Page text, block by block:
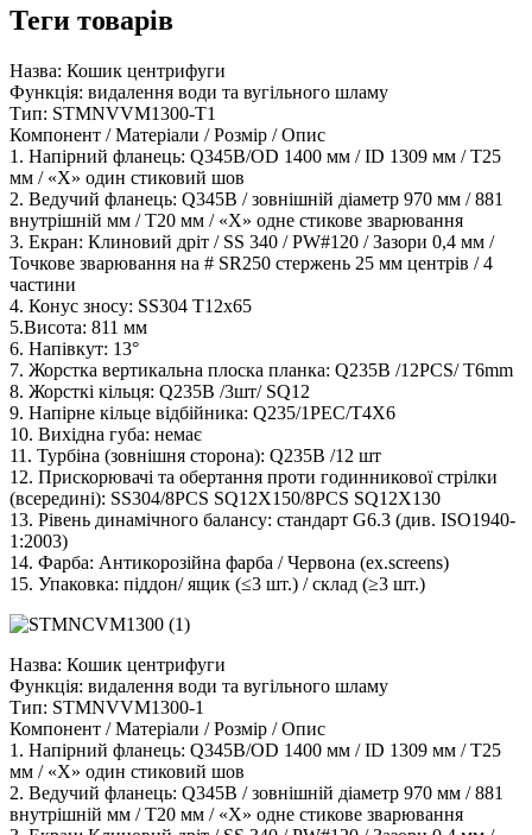
Теги товарів
Назва: Кошик центрифуги
Функція: видалення води та вугільного шламу
Тип: STMNVVM1300-T1
Компонент / Матеріали / Розмір / Опис
1. Напірний фланець: Q345B/OD 1400 мм / ID 1309 мм / T25
мм / «X» один стиковий шов
2. Ведучий фланець: Q345B / зовнішній діаметр 970 мм / 881
внутрішній мм / T20 мм / «X» одне стикове зварювання
3. Екран: Клиновий дріт / SS 340 / PW#120 / Зазори 0,4 мм /
Точкове зварювання на # SR250 стержень 25 мм центрів / 4
частини
4. Конус зносу: SS304 T12x65
5.Висота: 811 мм
6. Напівкут: 13°
7. Жорстка вертикальна плоска планка: Q235B /12PCS/ T6mm
8. Жорсткі кільця: Q235B /3шт/ SQ12
9. Напірне кільце відбійника: Q235/1PEC/T4X6
10. Вихідна губа: немає
11. Турбіна (зовнішня сторона): Q235B /12 шт
12. Прискорювачі та обертання проти годинникової стрілки
(всередині): SS304/8PCS SQ12X150/8PCS SQ12X130
13. Рівень динамічного балансу: стандарт G6.3 (див. ISO1940-
1:2003)
14. Фарба: Антикорозійна фарба / Червона (ex.screens)
15. Упаковка: піддон/ ящик (≤3 шт.) / склад (≥3 шт.)
Назва: Кошик центрифуги
Функція: видалення води та вугільного шламу
Тип: STMNVVM1300-1
Компонент / Матеріали / Розмір / Опис
1. Напірний фланець: Q345B/OD 1400 мм / ID 1309 мм / T25
мм / «X» один стиковий шов
2. Ведучий фланець: Q345B / зовнішній діаметр 970 мм / 881
внутрішній мм / T20 мм / «X» одне стикове зварювання